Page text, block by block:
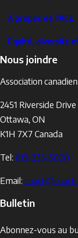
À propos de l’ACE
Équité, diversité
Nous joindre
Association
2451 Riverside Drive
Ottawa, ON
K1H 7X7 Canada
Tel: 613-235-5000
Email:
Bulletin
Abonnez-vous au